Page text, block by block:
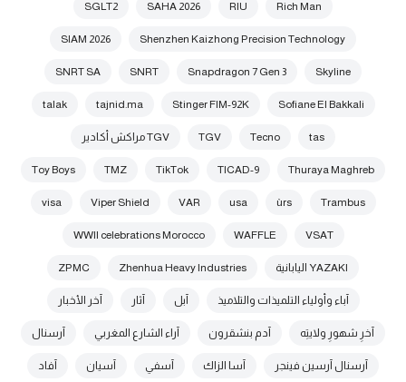
Rich Man
RIU
SAHA 2026
SGLT2
Shenzhen Kaizhong Precision Technology
SIAM 2026
Skyline
Snapdragon 7 Gen 3
SNRT
SNRT SA
Sofiane El Bakkali
Stinger FIM-92K
tajnid.ma
talak
tas
Tecno
TGV TGV مراكش أكادير
Thuraya Maghreb
TICAD-9
TikTok
TMZ
Toy Boys
Trambus
ùrs
usa
VAR
Viper Shield
visa
VSAT
WAFFLE
WWII celebrations Morocco
YAZAKI اليابانية Zhenhua Heavy Industries
ZPMC
آباء وأولياء التلميذات والتلاميذ آبل آثار آخر الأخبار
آخرِ شهورِ ولايتِه آدم بنشقرون آراء الشارع المغربي آرسنال
آرسنال آرسين فينجر آسا الزاك آسفي آسيان آفاد